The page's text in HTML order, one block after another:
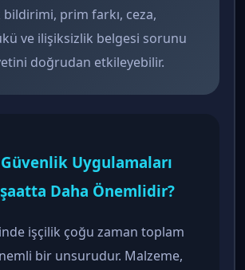
prim farkı, ceza,
ve ilişiksizlik belgesi sorunu
doğrudan etkileyebilir.
Uygulamaları
Daha Önemlidir?
işçilik çoğu zaman toplam
bir unsurudur. Malzeme,